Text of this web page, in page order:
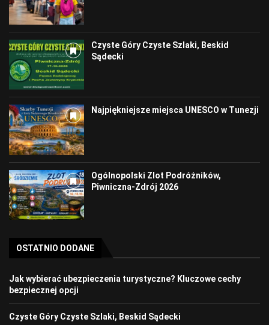
Czyste Góry Czyste Szlaki, Beskid
Sądecki
Najpiękniejsze miejsca UNESCO w Tunezji
Ogólnopolski Zlot Podróżników,
Piwniczna-Zdrój 2026
OSTATNIO DODANE
Jak wybierać ubezpieczenia turystyczne? Kluczowe cechy
bezpiecznej opcji
Czyste Góry Czyste Szlaki, Beskid Sądecki